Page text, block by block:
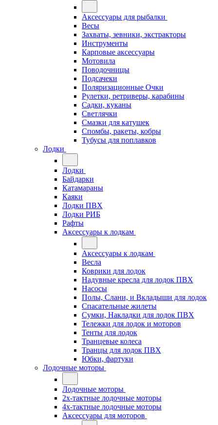
Аксессуары для рыбалки
Весы
Захваты, зевники, экстракторы
Инструменты
Карповые аксессуары
Мотовила
Поводочницы
Подсачеки
Поляризационные Очки
Рулетки, ретриверы, карабины
Садки, куканы
Светлячки
Смазки для катушек
Спомбы, ракеты, кобры
Тубусы для поплавков
Лодки
Лодки
Байдарки
Катамараны
Каяки
Лодки ПВХ
Лодки РИБ
Рафты
Аксессуары к лодкам
Аксессуары к лодкам
Весла
Коврики для лодок
Надувные кресла для лодок ПВХ
Насосы
Полы, Слани, и Вкладыши для лодок
Спасательные жилеты
Сумки, Накладки для лодок ПВХ
Тележки для лодок и моторов
Тенты для лодок
Транцевые колеса
Транцы для лодок ПВХ
Юбки, фартуки
Лодочные моторы
Лодочные моторы
2х-тактные лодочные моторы
4х-тактные лодочные моторы
Аксессуары для моторов